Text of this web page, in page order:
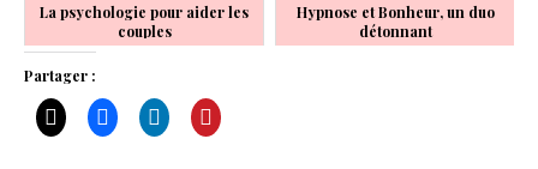
La psychologie pour aider les
couples
Hypnose et Bonheur, un duo
détonnant
Partager :